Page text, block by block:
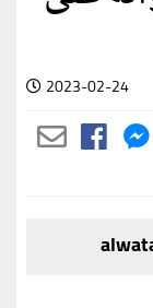
2023-02-24